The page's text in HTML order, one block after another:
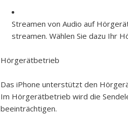
Streamen von Audio auf
streamen. Wählen Sie dazu Ihr
Hörgerätbetrieb
Das iPhone unterstützt den
Im Hörgerätbetrieb wird die
beeinträchtigen.